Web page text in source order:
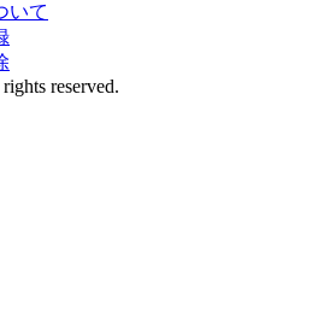
いて
reserved.